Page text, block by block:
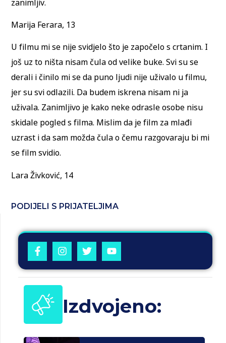
zanimljiv.
Marija Ferara, 13
U filmu mi se nije svidjelo što je započelo s crtanim. I
još uz to ništa nisam čula od velike buke. Svi su se
derali i činilo mi se da puno ljudi nije uživalo u filmu,
jer su svi odlazili. Da budem iskrena nisam ni ja
uživala. Zanimljivo je kako neke odrasle osobe nisu
skidale pogled s filma. Mislim da je film za mlađi
uzrast i da sam možda čula o čemu razgovaraju bi mi
se film svidio.
Lara Živković, 14
PODIJELI S PRIJATELJIMA
Izdvojeno: